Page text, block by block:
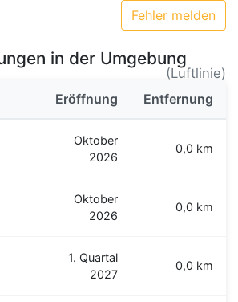
Fehler melden
in der Umgebung
(Luftlinie)
Eröffnung Entfernung
Oktober
2026
0,0 km
Oktober
2026
0,0 km
1. Quartal
2027
0,0 km